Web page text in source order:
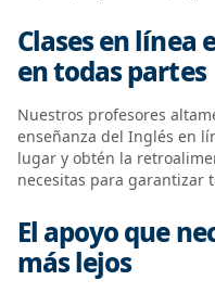
Clases en línea
en todas partes
Nuestros profesores
enseñanza del Inglés en
lugar y obtén la
necesitas para garantizar
El apoyo que
más lejos